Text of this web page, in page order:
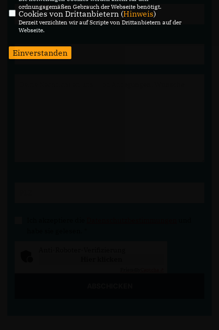
ordnungsgemäßen Gebrauch der Webseite benötigt.
Cookies von Drittanbietern (Hinweis)
Derzeit verzichten wir auf Scripte von Drittanbietern auf der
Webseite.
Einverstanden